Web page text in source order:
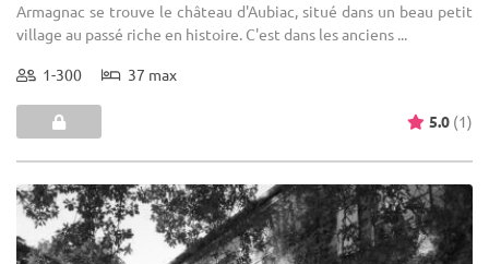
Armagnac se trouve le château d'Aubiac, situé dans un beau petit
village au passé riche en histoire. C'est dans les anciens ...
1-300 37 max
5.0 (1)